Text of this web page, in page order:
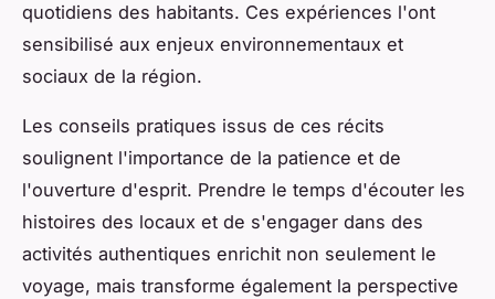
quotidiens des habitants. Ces expériences l'ont
sensibilisé aux enjeux environnementaux et
sociaux de la région.
Les conseils pratiques issus de ces récits
soulignent l'importance de la patience et de
l'ouverture d'esprit. Prendre le temps d'écouter les
histoires des locaux et de s'engager dans des
activités authentiques enrichit non seulement le
voyage, mais transforme également la perspective